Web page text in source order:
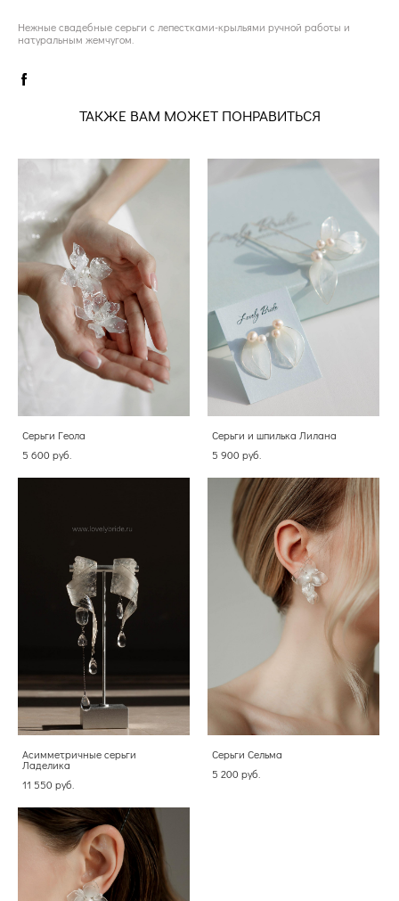
Нежные свадебные серьги с лепестками-крыльями ручной работы и
натуральным жемчугом.
ТАКЖЕ ВАМ МОЖЕТ ПОНРАВИТЬСЯ
Серьги Геола
5 600 pуб.
Серьги и шпилька Лилана
5 900 pуб.
Асимметричные серьги
Ладелика
11 550 pуб.
Серьги Сельма
5 200 pуб.